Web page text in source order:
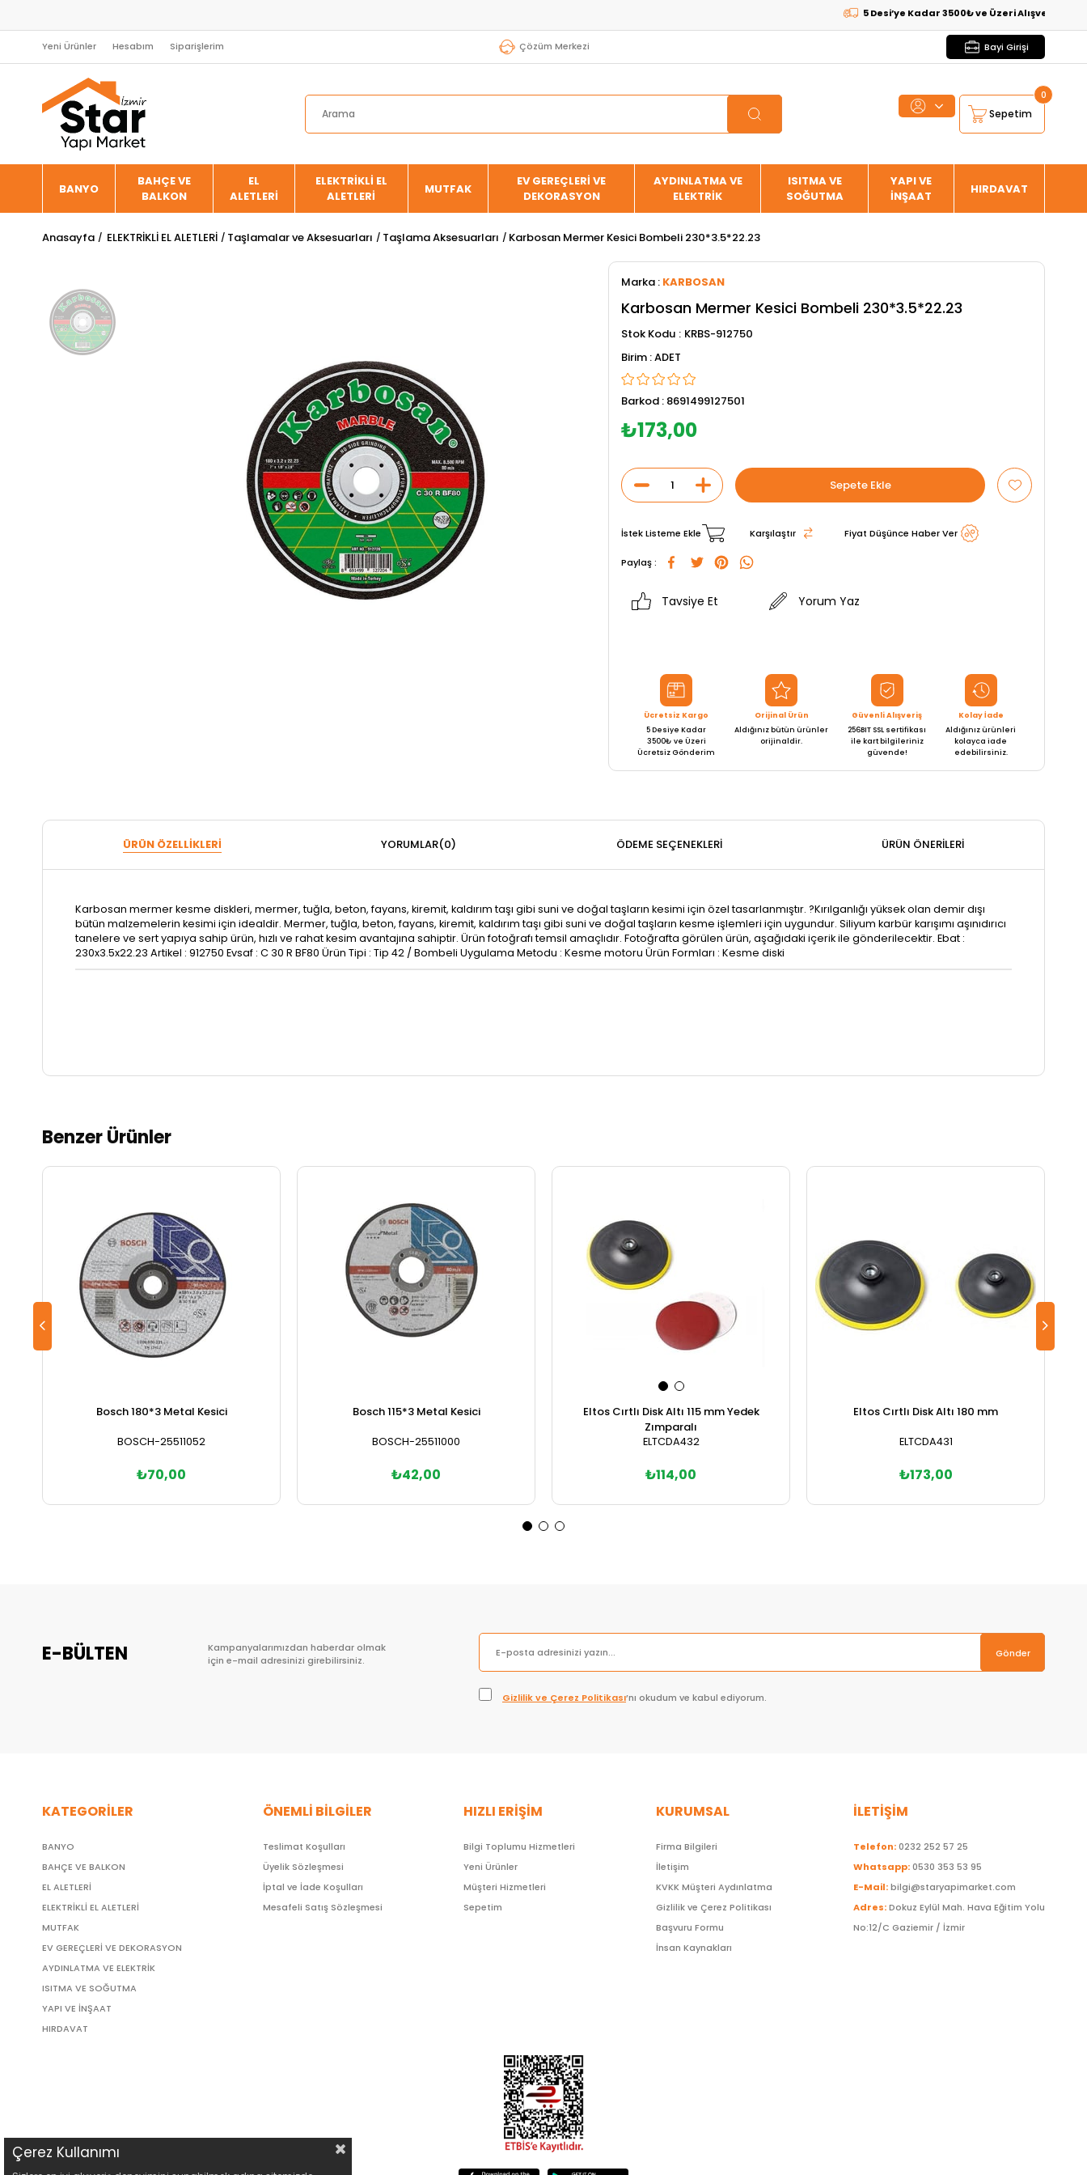
5 Desi’ye Kadar 3500₺ ve Üzeri Alışverişlerde
Yeni Ürünler Hesabım Siparişlerim Çözüm Merkezi Bayi Girişi
Sepetim
0
BANYO
BAHÇE VE
BALKON
EL
ALETLERİ
ELEKTRİKLİ EL
ALETLERİ
MUTFAK
EV GEREÇLERİ VE
DEKORASYON
AYDINLATMA VE
ELEKTRİK
ISITMA VE
SOĞUTMA
YAPI VE
İNŞAAT
HIRDAVAT
Anasayfa ELEKTRİKLİ EL ALETLERİ Taşlamalar ve Aksesuarları Taşlama Aksesuarları Karbosan Mermer Kesici Bombeli 230*3.5*22.23
Marka : KARBOSAN
Karbosan Mermer Kesici Bombeli 230*3.5*22.23
Stok Kodu
KRBS-912750
ADET
Barkod : 8691499127501
₺173,00
İstek Listeme Ekle Karşılaştır Fiyat Düşünce Haber Ver
Paylaş :
Tavsiye Et Yorum Yaz
Ücretsiz Kargo
5 Desiye Kadar
3500₺ ve Üzeri
Ücretsiz Gönderim
Orijinal Ürün
Aldığınız bütün ürünler
orijinaldir.
Güvenli Alışveriş
256BIT SSL sertifikası
ile kart bilgileriniz
güvende!
Kolay İade
Aldığınız ürünleri
kolayca iade
edebilirsiniz.
ÜRÜN ÖZELLIKLERI YORUMLAR(0) ÖDEME SEÇENEKLERI ÜRÜN ÖNERILERI
Karbosan mermer kesme diskleri, mermer, tuğla, beton, fayans, kiremit, kaldırım taşı gibi suni ve doğal taşların kesimi için özel tasarlanmıştır. ?Kırılganlığı yüksek olan demir dışı
bütün malzemelerin kesimi için idealdir. Mermer, tuğla, beton, fayans, kiremit, kaldırım taşı gibi suni ve doğal taşların kesme işlemleri için uygundur. Siliyum karbür karışımı aşınıdırıcı
tanelere ve sert yapıya sahip ürün, hızlı ve rahat kesim avantajına sahiptir. Ürün fotoğrafı temsil amaçlıdır. Fotoğrafta görülen ürün, aşağıdaki içerik ile gönderilecektir. Ebat :
230x3.5x22.23 Artikel : 912750 Evsaf : C 30 R BF80 Ürün Tipi : Tip 42 / Bombeli Uygulama Metodu : Kesme motoru Ürün Formları : Kesme diski
Benzer Ürünler
Bosch 180*3 Metal Kesici
BOSCH-25511052
₺70,00
Bosch 115*3 Metal Kesici
BOSCH-25511000
₺42,00
Eltos Cırtlı Disk Altı 115 mm Yedek
Zımparalı
ELTCDA432
₺114,00
Eltos Cırtlı Disk Altı 180 mm
ELTCDA431
₺173,00
E-BÜLTEN
Kampanyalarımızdan haberdar olmak
için e-mail adresinizi girebilirsiniz.
Gönder
Gizlilik ve Çerez Politikası’nı okudum ve kabul ediyorum.
KATEGORİLER
BANYO
BAHÇE VE BALKON
EL ALETLERİ
ELEKTRİKLİ EL ALETLERİ
MUTFAK
EV GEREÇLERİ VE DEKORASYON
AYDINLATMA VE ELEKTRİK
ISITMA VE SOĞUTMA
YAPI VE İNŞAAT
HIRDAVAT
ÖNEMLİ BİLGİLER
Teslimat Koşulları
Üyelik Sözleşmesi
İptal ve İade Koşulları
Mesafeli Satış Sözleşmesi
HIZLI ERİŞİM
Bilgi Toplumu Hizmetleri
Yeni Ürünler
Müşteri Hizmetleri
Sepetim
KURUMSAL
Firma Bilgileri
İletişim
KVKK Müşteri Aydınlatma
Gizlilik ve Çerez Politikası
Başvuru Formu
İnsan Kaynakları
İLETİŞİM
Telefon:0232 252 57 25
Whatsapp:0530 353 53 95
E-Mail:bilgi@staryapimarket.com
Adres:Dokuz Eylül Mah. Hava Eğitim Yolu
No:12/C Gaziemir / İzmir
Çerez Kullanımı